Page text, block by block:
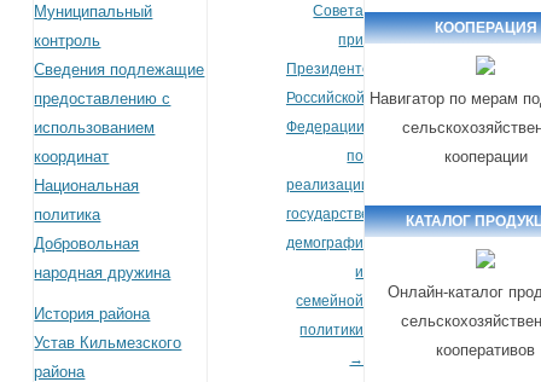
Муниципальный
контроль
Сведения подлежащие
предоставлению с
использованием
координат
Национальная
политика
Добровольная
народная дружина
История района
Устав Кильмезского
района
Совета
при
Президенте
Российской
Федерации
по
реализации
государственной
демографической
и
семейной
политики
→
КООПЕРАЦИЯ
Навигатор по мерам
кооперации
КАТАЛОГ
Онлайн-каталог
кооперативов